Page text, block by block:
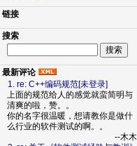
链接
搜索
最新评论
1. re: C++编码规范[未登录]
上面的规范给人的感觉就蛮简明与
清爽的啦，赞。。
你的名字很温暖，想请教你是做什
么行业的软件测试的啊。。
--木木